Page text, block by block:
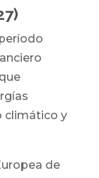
climático y
de